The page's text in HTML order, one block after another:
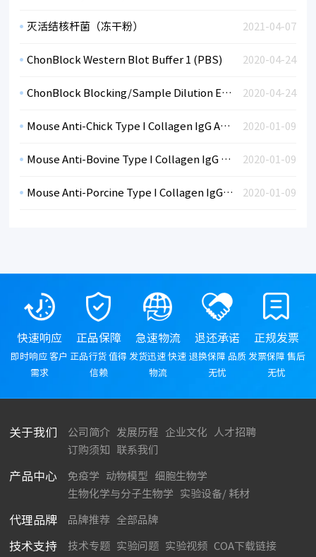
2021-04-07
灭活结核杆菌（冻干粉）
2020-04-24
ChonBlock Western Blot Buffer 1 (PBS)
2020-04-24
ChonBlock Blocking/Sample Dilution ELISA Buffer Chondrex ELISA封闭/样本稀释液
2020-01-09
Mouse Anti-Chick Type I Collagen IgG Antibody Assay Kit, OPD
2020-01-09
Mouse Anti-Bovine Type I Collagen IgG Antibody Assay Kit, OPD
2020-01-09
Mouse Anti-Porcine Type I Collagen IgG Antibody Assay Kit, OPD
快速响应
即时响应 客户
需求
正品保障
正品行货 值得
信赖
急速物流
发货迅速 快速
物流
退还承诺
退换保障 品质
无忧
正规发票
发票保障 售后
无忧
关于我们 公司简介 发展历程 企业文化
人才招聘
订购须知
联系我们
产品中心 免疫学 动物模型
细胞生物学
生物化学与分子生物学
实验设备/ 耗材
代理品牌 品牌推荐 全部品牌
技术支持 技术专题 实验问题 实验视频 COA下载链接